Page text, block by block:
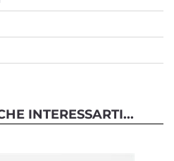
INTERESSARTI...